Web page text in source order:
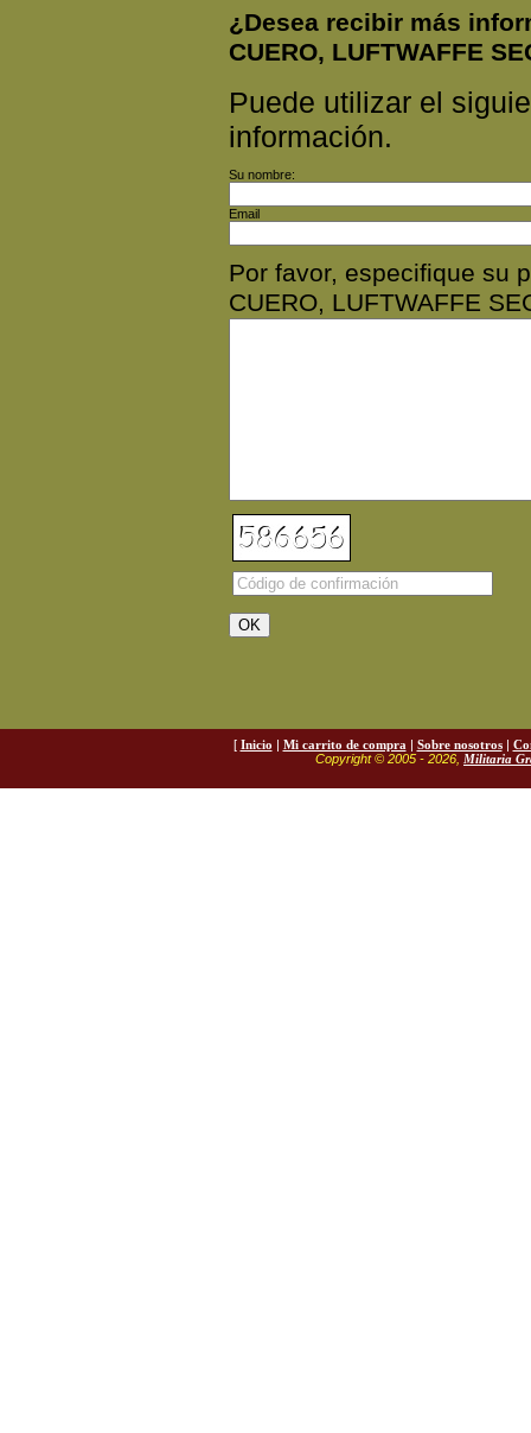
¿Desea recibir más
CUERO, LUFTWAFFE
Puede utilizar el
información.
Su nombre:
Email
Por favor, especifique su
CUERO, LUFTWAFFE
[ Inicio | Mi carrito de compra | Sobre nosotros|
Copyright © 2005 - 2026, Militaria